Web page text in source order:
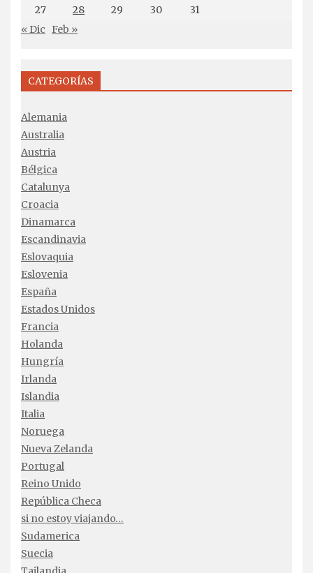
27
28 29 30
31
« Dic
Feb »
CATEGORÍAS
Alemania
Australia
Austria
Bélgica
Catalunya
Croacia
Dinamarca
Escandinavia
Eslovaquia
Eslovenia
España
Estados Unidos
Francia
Holanda
Hungría
Irlanda
Islandia
Italia
Noruega
Nueva Zelanda
Portugal
Reino Unido
República Checa
si no estoy viajando…
Sudamerica
Suecia